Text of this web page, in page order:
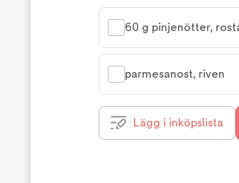
60 g pinjenötter,
parmesanost, riven
Lägg i inköpslista